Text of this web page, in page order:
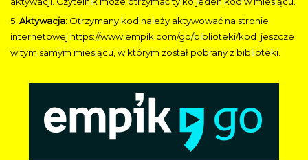
5. Aktywacja: Otrzymany kod należy aktywować na stronie
internetowej https://www.empik.com/go/biblioteki/kod jeszcze
w tym samym miesiącu, w którym został pobrany z biblioteki.